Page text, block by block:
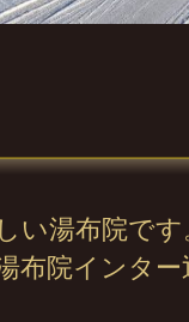
い湯布院です
布院インタ